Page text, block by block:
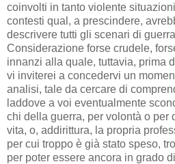
coinvolti in tanto violente
contesti qual, a prescindere,
descrivere tutti gli scenari di
Considerazione forse crudele,
innanzi alla quale, tuttavia, prima
vi inviterei a concedervi un
analisi, tale da cercare di
laddove a voi eventualmente
chi della guerra, per volontà o per
vita, o, addirittura, la propria
per cui troppo è già stato speso,
per poter essere ancora in grado